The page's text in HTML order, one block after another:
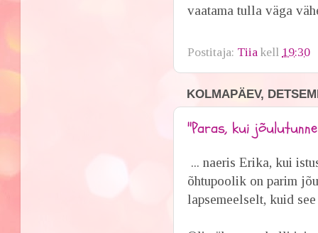
vaatama tulla väga
Postitaja: Tiia kell 19:30
KOLMAPÄEV,
"Paras, kui
... naeris Erika, kui
õhtupoolik on parim
lapsemeelselt, kuid